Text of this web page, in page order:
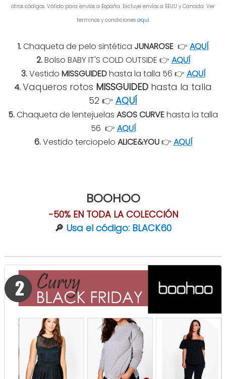
otros códigos. Válido para envíos a España. Excluye envíos a EEUU y Canada. Ver
terminos y condiciones aquí
1.Chaqueta de pelo sintética JUNAROSE 👉 AQUÍ
2.Bolso BABY IT'S COLD OUTSIDE 👉 AQUÍ
3.Vestido MISSGUIDEDhasta la talla 56 👉 AQUÍ
4.Vaqueros rotos MISSGUIDED hasta la talla
52 👉 AQUÍ
5.Chaqueta de lentejuelas ASOS CURVEhasta la talla
56 👉 AQUÍ
6.Vestido terciopelo ALICE&YOU👉 AQUÍ
BOOHOO
-50% EN TODA LA COLECCIÓN
🔎 Usa el código: BLACK60